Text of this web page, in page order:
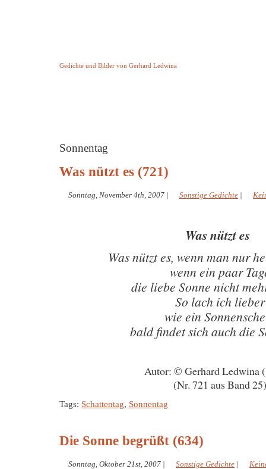
Gedichte und Bilder von Gerhard Ledwina
Sonnentag
Was nützt es (721)
Sonntag, November 4th, 2007 | Sonstige Gedichte |
Was nützt es
Was nützt es, wenn man nur
wenn ein paar
die liebe Sonne nicht
So lach ich lieber
wie ein
bald findet sich auch die
Autor: © Gerhard Ledwina
(Nr. 721 aus Band 25)
Tags: Schattentag, Sonnentag
Die Sonne begrüßt (634)
Sonntag, Oktober 21st, 2007 | Sonstige Gedichte |